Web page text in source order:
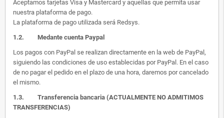
Aceptamos tarjetas Visa y Mastercard y aquellas que permita usar
nuestra plataforma de pago.
La plataforma de pago utilizada será Redsys.
1.2. Medante cuenta Paypal
Los pagos con PayPal se realizan directamente en la web de PayPal,
siguiendo las condiciones de uso establecidas por PayPal. En el caso
de no pagar el pedido en el plazo de una hora, daremos por cancelado
el mismo.
1.3. Transferencia bancaria (ACTUALMENTE NO ADMITIMOS
TRANSFERENCIAS)